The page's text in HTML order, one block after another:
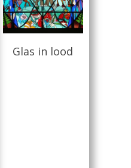
Lees Meer
Glas in lood